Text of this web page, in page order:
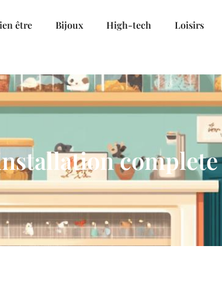
être Bijoux High-tech Loisirs